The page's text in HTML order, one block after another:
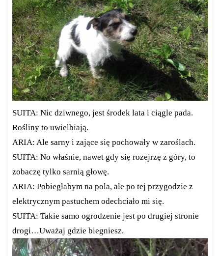
SUITA: Nic dziwnego, jest środek lata i ciągle pada.
Rośliny to uwielbiają.
ARIA: Ale sarny i zające się pochowały w zaroślach.
SUITA: No właśnie, nawet gdy się rozejrzę z góry, to
zobaczę tylko sarnią głowę.
ARIA: Pobiegłabym na pola, ale po tej przygodzie z
elektrycznym pastuchem odechciało mi się.
SUITA: Takie samo ogrodzenie jest po drugiej stronie
drogi…Uważaj gdzie biegniesz.